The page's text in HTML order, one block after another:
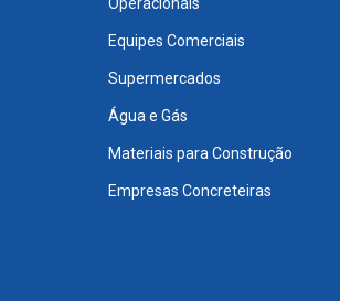
Equipes Comerciais
Supermercados
Água e Gás
Materiais para Construção
Empresas Concreteiras